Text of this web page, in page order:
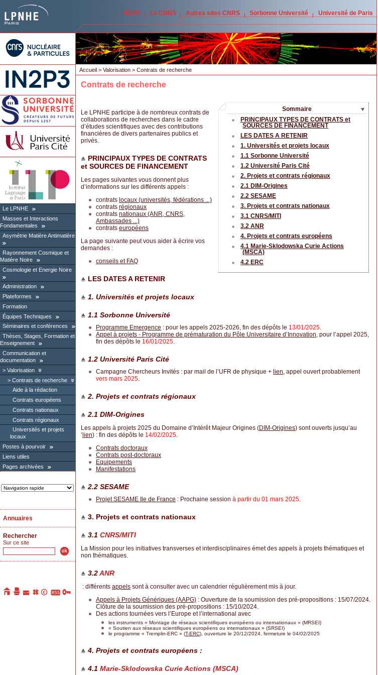
IN2P3 Le CNRS Autres sites CNRS Sorbonne Université Université de Paris
Le LPNHE
Masses et Interactions
Fondamentales
Asymétrie Matière Antimatière
Rayonnement Cosmique et
Matière Noire
Cosmologie et Energie Noire
Administration
Plateformes
Formation
Équipes Techniques
Séminaires et conférences
Thèses, Stages, Formation et
Enseignement
Communication et
documentation
Valorisation
Contrats de recherche
Aide à la rédaction
Contrats européens
Contrats nationaux
Contrats régionaux
Universités et projets
locaux
Postes à pourvoir
Liens utiles
Pages archivées
Annuaires
Rechercher
Sur ce site
Accueil > Valorisation > Contrats de recherche
Contrats de recherche
Sommaire
PRINCIPAUX TYPES DE CONTRATS et
SOURCES DE FINANCEMENT
LES DATES A RETENIR
1. Universités et projets locaux
1.1 Sorbonne Université
1.2 Université Paris Cité
2. Projets et contrats régionaux
2.1 DIM-Origines
2.2 SESAME
3. Projets et contrats nationaux
3.1 CNRS/MITI
3.2 ANR
4. Projets et contrats européens
4.1 Marie-Sklodowska Curie Actions
(MSCA)
4.2 ERC
Le LPNHE participe à de nombreux contrats de
collaborations de recherches dans le cadre
d’études scientifiques avec des contributions
financières de divers partenaires publics et
privés.
PRINCIPAUX TYPES DE CONTRATS
et SOURCES DE FINANCEMENT
Les pages suivantes vous donnent plus
d’informations sur les différents appels :
contrats locaux (universités, fédérations ...)
contrats régionaux
contrats nationaux (ANR, CNRS,
Ambassades ...)
contrats européens
La page suivante peut vous aider à écrire vos
demandes :
conseils et FAQ
LES DATES A RETENIR
1. Universités et projets locaux
1.1 Sorbonne Université
Programme Emergence : pour les appels 2025-2026, fin des dépôts le 13/01/2025.
Appel à projets - Programme de prématuration du Pôle Universitaire d’Innovation, pour l’appel 2025,
fin des dépôts le 16/01/2025.
1.2 Université Paris Cité
Campagne Chercheurs Invités : par mail de l’UFR de physique + lien, appel ouvert probablement
vers mars 2025.
2. Projets et contrats régionaux
2.1 DIM-Origines
Les appels à projets 2025 du Domaine d’Intérêt Majeur Origines (DIM-Origines) sont ouverts jusqu’au
’ lien) : fin des dépôts le 14/02/2025.
Contrats doctoraux
Contrats post-doctoraux
Equipements
Manifestations
2.2 SESAME
Projet SESAME Ile de France : Prochaine session à partir du 01 mars 2025.
3. Projets et contrats nationaux
3.1 CNRS/MITI
La Mission pour les initiatives transverses et interdisciplinaires émet des appels à projets thématiques et
non thématiques.
3.2ANR
: différents appels sont à consulter avec un calendrier régulièrement mis à jour.
Appels à Projets Génériques (AAPG) : Ouverture de la soumission des pré-propositions : 15/07/2024.
Clôture de la soumission des pré-propositions : 15/10/2024.
Des actions tournées vers l’Europe et l’international avec
les instruments « Montage de réseaux scientifiques européens ou internationaux » (MRSEI)
« Soutien aux réseaux scientifiques européens ou internationaux » (SRSEI)
le programme « Tremplin-ERC » (T-ERC), ouverture le 20/12/2024, fermeture le 04/02/2025
4. Projets et contrats européens :
4.1 Marie-Sklodowska Curie Actions (MSCA)